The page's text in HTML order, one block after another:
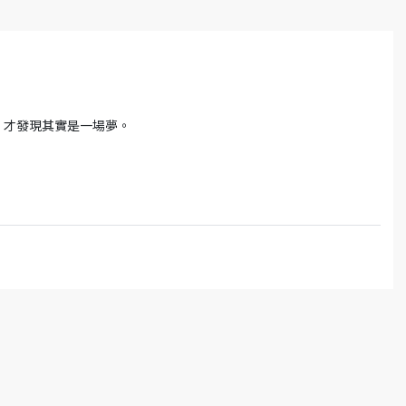
發現其實是一場夢。